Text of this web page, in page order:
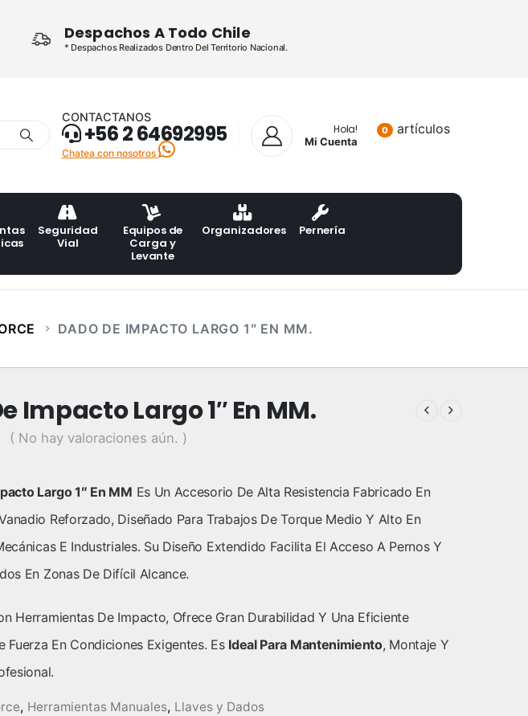
Despachos A Todo Chile
* Despachos Realizados Dentro Del Territorio Nacional.
CONTACTANOS
+56 2 64692995
Chatea con nosotros
Hola!
Mi Cuenta
0 artículos
Seguridad
Vial
Equipos de
Carga y
Levante
Organizadores Pernería
DADO DE IMPACTO LARGO 1″ EN MM.
Impacto Largo 1″ En MM.
( No hay valoraciones aún. )
Largo 1″ En MM Es Un Accesorio De Alta Resistencia Fabricado En
Reforzado, Diseñado Para Trabajos De Torque Medio Y Alto En
E Industriales. Su Diseño Extendido Facilita El Acceso A Pernos Y
En Zonas De Difícil Alcance.
Herramientas De Impacto, Ofrece Gran Durabilidad Y Una Eficiente
Fuerza En Condiciones Exigentes. Es Ideal Para Mantenimiento, Montaje Y
, Herramientas Manuales, Llaves y Dados